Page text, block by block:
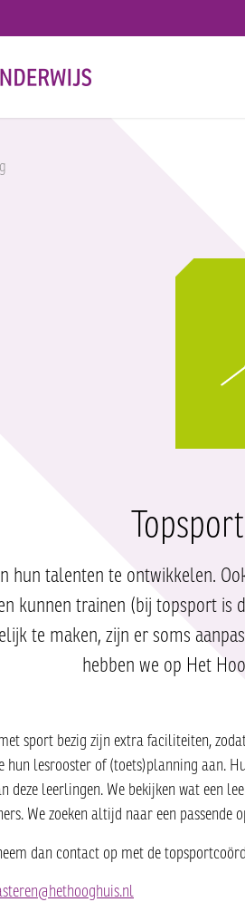
hun talenten te ontwikkelen.
kunnen trainen (bij topsport
te maken, zijn er soms
hebben we op Het
sport bezig zijn extra faciliteiten,
lesrooster of (toets)planning aan.
deze leerlingen. We bekijken wat
We zoeken altijd naar een
dan contact op met de